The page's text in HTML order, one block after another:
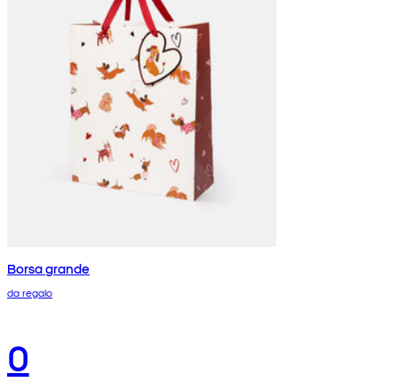
Borsa grande
da regalo
0